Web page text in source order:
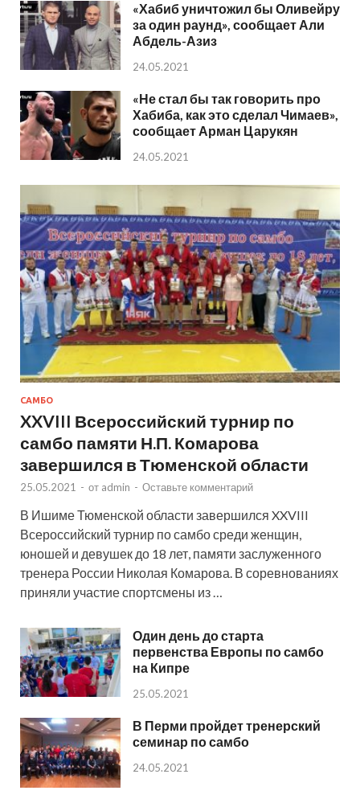
«Хабиб уничтожил бы Оливейру
за один раунд», сообщает Али
Абдель-Азиз
24.05.2021
«Не стал бы так говорить про
Хабиба, как это сделал Чимаев»,
сообщает Арман Царукян
24.05.2021
САМБО
XXVIII Всероссийский турнир по
самбо памяти Н.П. Комарова
завершился в Тюменской области
25.05.2021 - от admin - Оставьте комментарий
В Ишиме Тюменской области завершился XXVIII
Всероссийский турнир по самбо среди женщин,
юношей и девушек до 18 лет, памяти заслуженного
тренера России Николая Комарова. В соревнованиях
приняли участие спортсмены из …
Один день до старта
первенства Европы по самбо
на Кипре
25.05.2021
В Перми пройдет тренерский
семинар по самбо
24.05.2021